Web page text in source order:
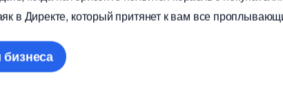
в Директе, который притянет к вам все